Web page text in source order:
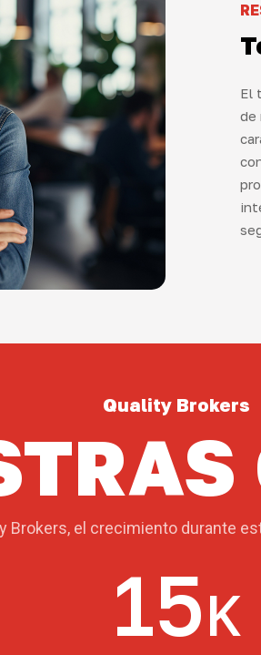
El
de
Quality Brokers
Brokers, el crecimiento durante
15K